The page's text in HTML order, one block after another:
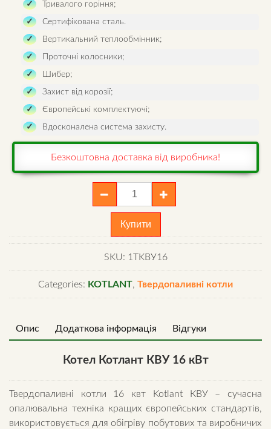
Тривалого горіння;
Сертифікована сталь.
Вертикальний теплообмінник;
Проточні колосники;
Шибер;
Захист від корозії;
Європейські комплектуючі;
Вдосконалена система захисту.
Безкоштовна доставка від виробника!
⭐
сталь
мм
Купити
SKU: 1ТKВУ16
Categories: KOTLANT, Твердопаливні котли
Опис Додаткова інформація Відгуки
Котел Котлант КВУ 16 кВт
Твердопаливні котли 16 квт Kotlant КВУ – сучасна
опалювальна техніка кращих європейських стандартів,
використовується для обігріву побутових та виробничих